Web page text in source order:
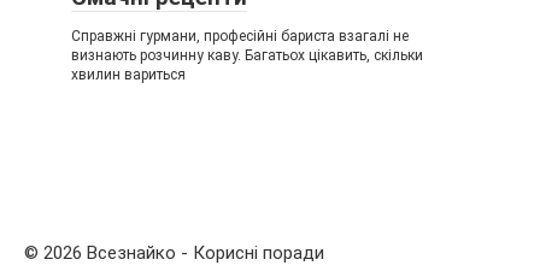
Справжні гурмани, професійні бариста взагалі не
визнають розчинну каву. Багатьох цікавить, скільки
хвилин вариться
© 2026 Всезнайко - Корисні поради